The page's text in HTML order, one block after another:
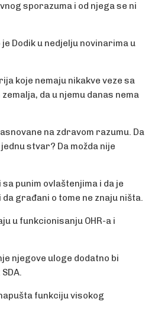
sporazuma i od njega se ni
Dodik u nedjelju novinarima u
koje nemaju nikakve veze sa
da u njemu danas nema
na zdravom razumu. Da
stvar? Da možda nije
punim ovlaštenjima i da je
građani o tome ne znaju ništa.
u funkcionisanju OHR-a i
njegove uloge dodatno bi
funkciju visokog